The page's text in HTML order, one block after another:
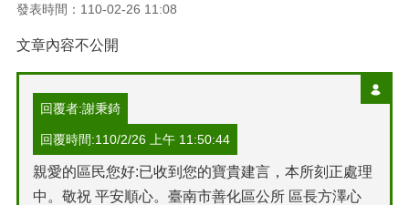
發表時間：110-02-26 11:08
文章內容不公開
回覆者:謝秉錡
回覆時間:110/2/26 上午 11:50:44
親愛的區民您好:已收到您的寶貴建言，本所刻正處理
中。敬祝 平安順心。臺南市善化區公所 區長方澤心